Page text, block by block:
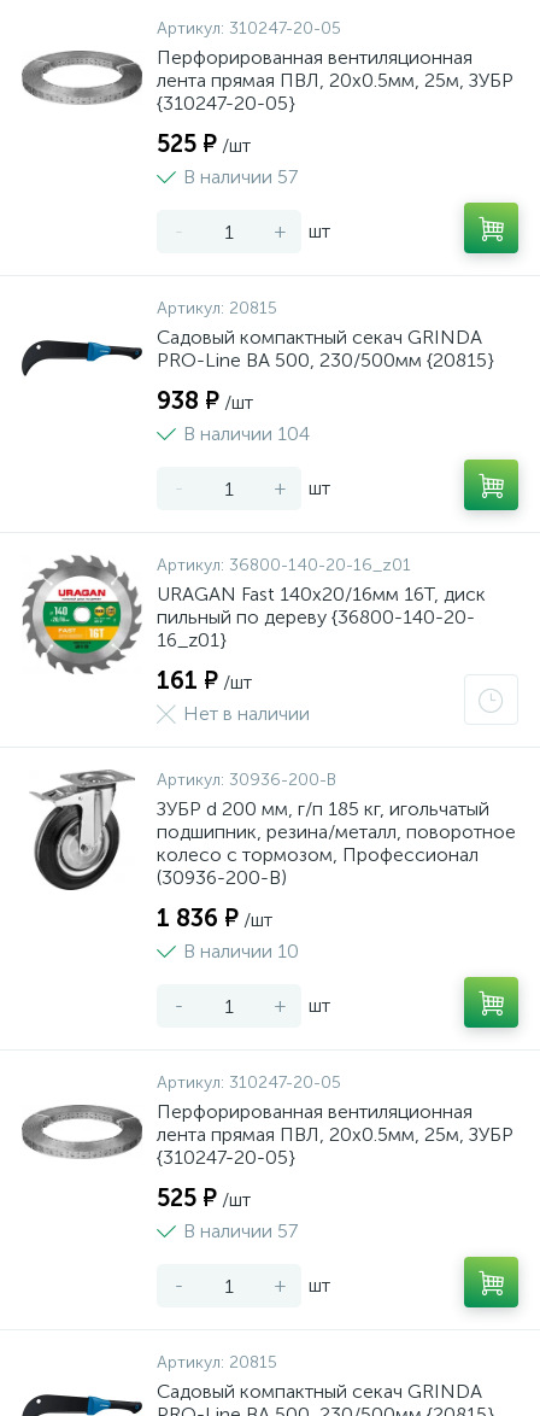
Артикул: 310247-20-05
Перфорированная вентиляционная
лента прямая ПВЛ, 20х0.5мм, 25м, ЗУБР
{310247-20-05}
525 ₽ /шт
В наличии 57
- + шт
Артикул: 20815
Садовый компактный секач GRINDA
PRO-Line BA 500, 230/500мм {20815}
938 ₽ /шт
В наличии 104
- + шт
Артикул: 36800-140-20-16_z01
URAGAN Fast 140x20/16мм 16Т, диск
пильный по дереву {36800-140-20-
16_z01}
161 ₽ /шт
Нет в наличии
Артикул: 30936-200-B
ЗУБР d 200 мм, г/п 185 кг, игольчатый
подшипник, резина/металл, поворотное
колесо c тормозом, Профессионал
(30936-200-B)
1 836 ₽ /шт
В наличии 10
- + шт
Артикул: 310247-20-05
Перфорированная вентиляционная
лента прямая ПВЛ, 20х0.5мм, 25м, ЗУБР
{310247-20-05}
525 ₽ /шт
В наличии 57
- + шт
Артикул: 20815
Садовый компактный секач GRINDA